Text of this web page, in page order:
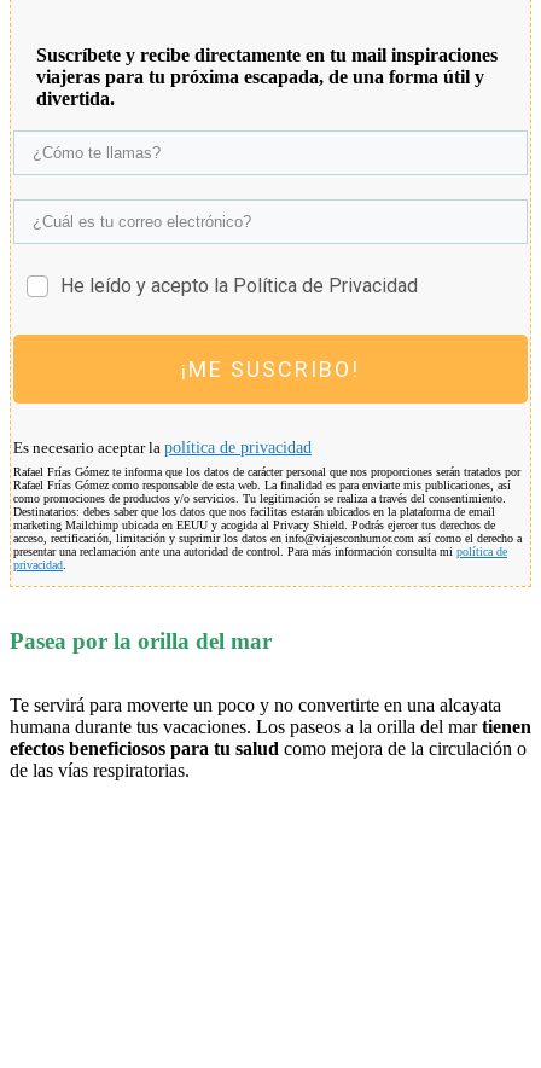
Suscríbete y recibe directamente en tu mail inspiraciones
viajeras para tu próxima escapada, de una forma útil y
divertida.
He leído y acepto la Política de Privacidad
¡ME SUSCRIBO!
Es necesario aceptar la política de privacidad
Rafael Frías Gómez te informa que los datos de carácter personal que nos proporciones serán tratados por
Rafael Frías Gómez como responsable de esta web. La finalidad es para enviarte mis publicaciones, así
como promociones de productos y/o servicios. Tu legitimación se realiza a través del consentimiento.
Destinatarios: debes saber que los datos que nos facilitas estarán ubicados en la plataforma de email
marketing Mailchimp ubicada en EEUU y acogida al Privacy Shield. Podrás ejercer tus derechos de
acceso, rectificación, limitación y suprimir los datos en info@viajesconhumor.com así como el derecho a
presentar una reclamación ante una autoridad de control. Para más información consulta mi política de
privacidad.
Pasea por la orilla del mar
Te servirá para moverte un poco y no convertirte en una alcayata
humana durante tus vacaciones. Los paseos a la orilla del martienen
efectos beneficiosos para tu salud como mejora de la circulación o
de las vías respiratorias.